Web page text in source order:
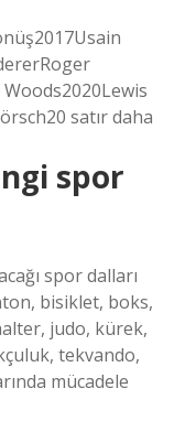
satır daha
spor
spor dalları
bisiklet, boks,
judo, kürek,
tekvando,
mücadele